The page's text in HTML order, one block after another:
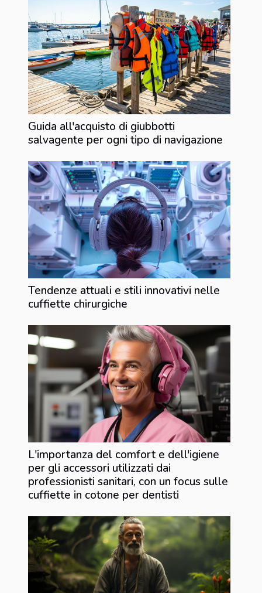
Guida all'acquisto di giubbotti
salvagente per ogni tipo di navigazione
Tendenze attuali e stili innovativi nelle
cuffiette chirurgiche
L'importanza del comfort e dell'igiene
per gli accessori utilizzati dai
professionisti sanitari, con un focus sulle
cuffiette in cotone per dentisti